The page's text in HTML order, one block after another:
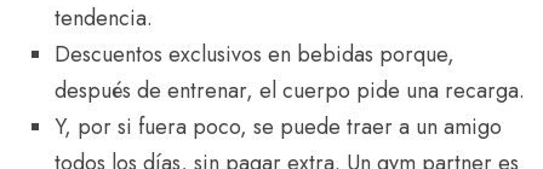
tendencia.
Descuentos exclusivos en bebidas porque,
después de entrenar, el cuerpo pide una recarga.
Y, por si fuera poco, se puede traer a un amigo
todos los días, sin pagar extra. Un gym partner es